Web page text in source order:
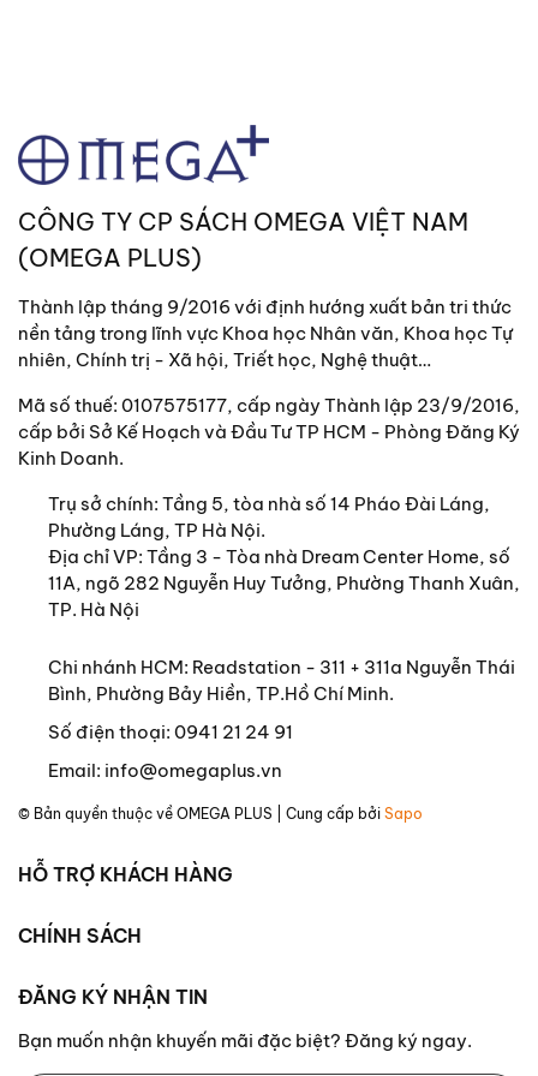
điều này tốt hơn nhiều so với các cuốn sách giáo
khoa căn bản tiêu chuẩn....."
- Hiệp Hội Kinh tế học Thế giới -
khan này trở nên dễ đọc"
- Thời báo Tài chính Financial Times -
"Bạn có thể sử dụng cuốn sách này như một cuốn
sách tiền đề, một cuốn sách tham khảo, hay một
cuốn sách lịch sử ngắn gọn"
- Báo The Guardian -
CÔNG TY CP SÁCH OMEGA VIỆT NAM
(OMEGA PLUS)
Thành lập tháng 9/2016 với định hướng xuất bản tri thức
nền tảng trong lĩnh vực Khoa học Nhân văn, Khoa học Tự
nhiên, Chính trị - Xã hội, Triết học, Nghệ thuật…
Mã số thuế: 0107575177, cấp ngày Thành lập 23/9/2016,
cấp bởi Sở Kế Hoạch và Đầu Tư TP HCM - Phòng Đăng Ký
Kinh Doanh.
Trụ sở chính: Tầng 5, tòa nhà số 14 Pháo Đài Láng,
Phường Láng, TP Hà Nội.
Địa chỉ VP: Tầng 3 - Tòa nhà Dream Center Home, số
11A, ngõ 282 Nguyễn Huy Tưởng, Phường Thanh Xuân,
TP. Hà Nội
Chi nhánh HCM: Readstation - 311 + 311a Nguyễn Thái
Bình, Phường Bảy Hiền, TP.Hồ Chí Minh.
Số điện thoại: 0941 21 24 91
Email: info@omegaplus.vn
© Bản quyền thuộc về OMEGA PLUS | Cung cấp bởi Sapo
HỖ TRỢ KHÁCH HÀNG
CHÍNH SÁCH
ĐĂNG KÝ NHẬN TIN
Bạn muốn nhận khuyến mãi đặc biệt? Đăng ký ngay.